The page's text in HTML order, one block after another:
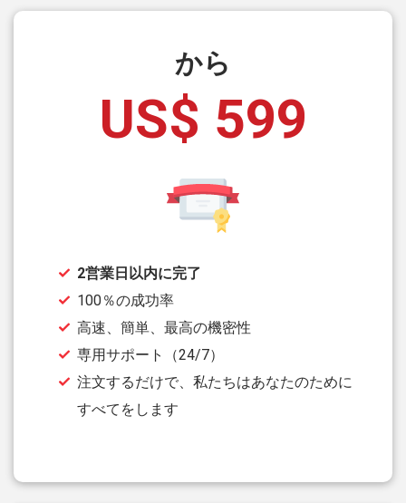
から
US$ 599
2営業日以内に完了
100％の成功率
高速、簡単、最高の機密性
専用サポート（24/7）
注文するだけで、私たちはあなたのために
すべてをします